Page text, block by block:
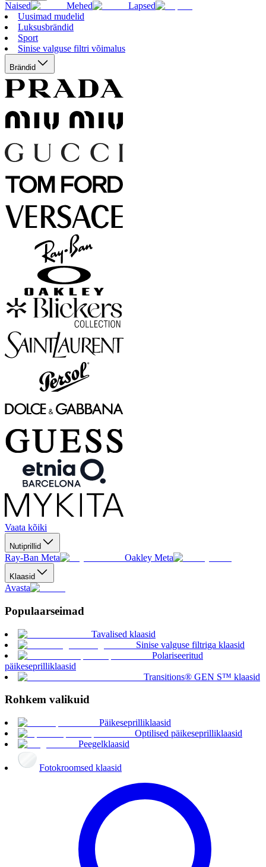
Naised Mehed
Lapsed
Uusimad mudelid
Luksusbrändid
Sport
Sinise valguse filtri võimalus
Brändid
Vaata kõiki
Nutiprillid
Ray-Ban Meta Oakley Meta
Klaasid
Avasta
Populaarseimad
Tavalised klaasid
Sinise valguse filtriga klaasid
Polariseeritud
päikeseprilliklaasid
Transitions® GEN S™ klaasid
Rohkem valikuid
Päikeseprilliklaasid
Optilised päikeseprilliklaasid
Peegelklaasid
Fotokroomsed klaasid